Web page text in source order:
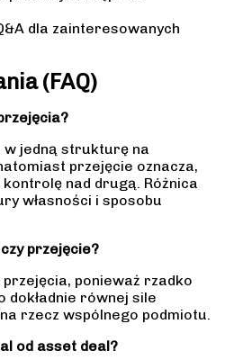
dla zainteresowanych
(FAQ)
w jedną strukturę na
przejęcie oznacza,
nad drugą. Różnica
własności i sposobu
przejęcie?
ponieważ rzadko
dokładnie równej sile
rzecz wspólnego podmiotu.
od asset deal?